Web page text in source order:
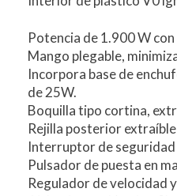
Potencia de 1.900 W
Mango plegable,
Incorpora base de
de 25W.
Boquilla tipo cortina,
Rejilla posterior
Interruptor de seguridad
Pulsador de puesta en
Regulador de velocidad